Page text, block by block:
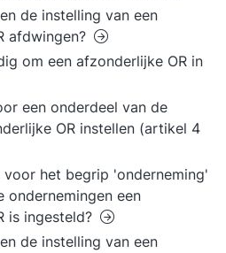
de instelling van een
afdwingen?
om een afzonderlijke OR in
een onderdeel van de
OR instellen (artikel 4
het begrip 'onderneming'
ondernemingen een
is ingesteld?
de instelling van een